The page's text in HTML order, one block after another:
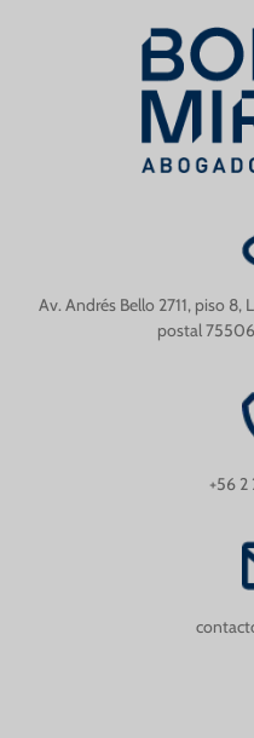
Av. Andrés Bello 2711, piso 8,
postal
+56